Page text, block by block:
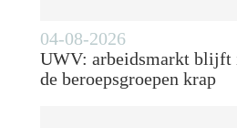
04-08-2026
UWV: arbeidsmarkt blijft
de beroepsgroepen krap